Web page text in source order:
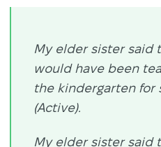
My elder sister said
would have been
the kindergarten for
(Active).
My elder sister said